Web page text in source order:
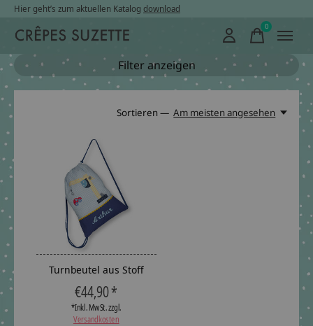
Hier geht’s zum aktuellen Katalog download
0items
Filter anzeigen
Sortieren — Am meisten angesehen
Turnbeutel aus Stoff
€44,90 *
*Inkl. MwSt. zzgl.
Versandkosten